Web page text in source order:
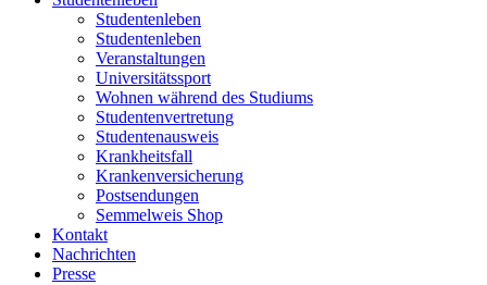
Studentenleben
Studentenleben
Veranstaltungen
Universitätssport
Wohnen während des Studiums
Studentenvertretung
Studentenausweis
Krankheitsfall
Krankenversicherung
Postsendungen
Semmelweis Shop
Kontakt
Nachrichten
Presse